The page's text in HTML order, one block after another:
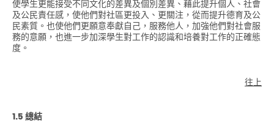
使學生更能接受不同文化的差異及個別差異、藉此提升個人、社會
及公民責任感，使他們對社區更投入、更關注，從而提升德育及公
民素質。也使他們更願意奉獻自己，服務他人，加強他們對社會服
務的意願，也進一步加深學生對工作的認識和培養對工作的正確態
度。
往上
1.5 總結